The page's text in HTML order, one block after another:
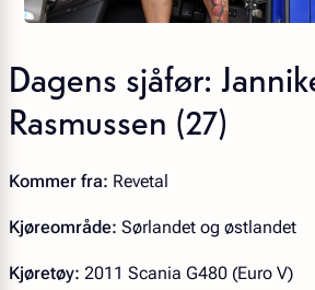
Dagens sjåfør:
Rasmussen (27)
Kommer fra: Revetal
Kjøreområde: Sørlandet og østlandet
Kjøretøy: 2011 Scania G480 (Euro V)